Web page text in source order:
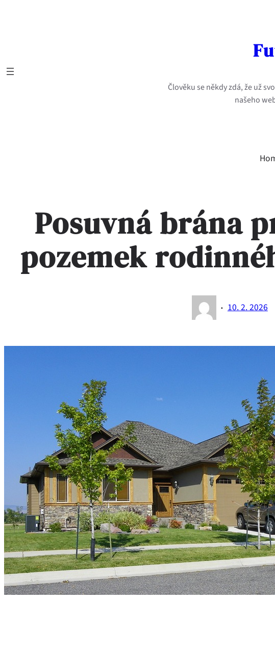
Člověku se někdy zdá, že už
našeho
Posuvná brána
pozemek
· 10. 2. 2026